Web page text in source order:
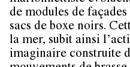
de modules de
sacs de boxe noirs.
la mer, subit ainsi
imaginaire construite